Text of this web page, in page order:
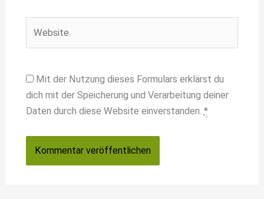
Mit der Nutzung dieses Formulars erklärst du
dich mit der Speicherung und Verarbeitung deiner
Daten durch diese Website einverstanden. *